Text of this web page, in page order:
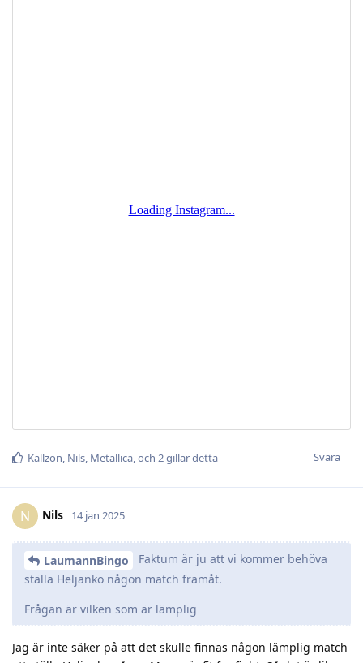
Svara
Kallzon, Nils, Metallica, och 2gillar detta
N Nils 14 jan 2025
LaumannBingo
Faktum är ju att vi kommer behöva
ställa Heljanko någon match framåt.
Frågan är vilken som är lämplig
Jag är inte säker på att det skulle finnas någon lämplig match